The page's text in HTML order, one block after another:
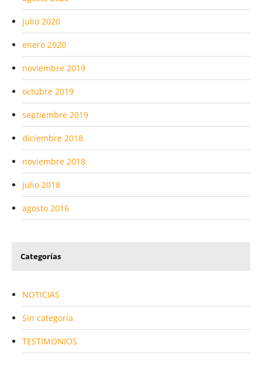
julio 2020
enero 2020
noviembre 2019
octubre 2019
septiembre 2019
diciembre 2018
noviembre 2018
julio 2018
agosto 2016
Categorías
NOTICIAS
Sin categoría
TESTIMONIOS